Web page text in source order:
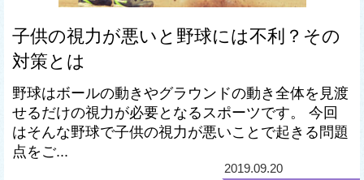
子供の視力が悪いと野球には不利？その
対策とは
野球はボールの動きやグラウンドの動き全体を見渡
せるだけの視力が必要となるスポーツです。 今回
はそんな野球で子供の視力が悪いことで起きる問題
点をご...
2019.09.20